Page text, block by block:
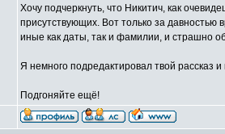
Хочу подчеркнуть, что Никитич, как
присутствующих. Вот только за
иные как даты, так и фамилии, и страшно
Я немного подредактировал твой рассказ
Подгоняйте ещё!